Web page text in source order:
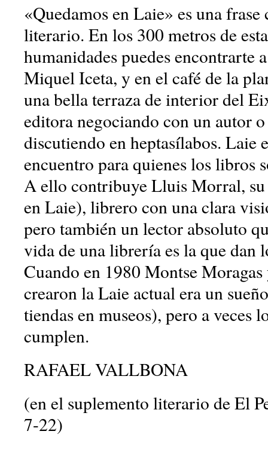
«Quedamos en Laie» es una
literario. En los 300 metros de
humanidades puedes encontrarte
Miquel Iceta, y en el café de la
una bella terraza de interior del
editora negociando con un autor o
discutiendo en heptasílabos. Laie
encuentro para quienes los libros
A ello contribuye Lluis Morral,
en Laie), librero con una clara
pero también un lector absoluto
vida de una librería es la que dan
Cuando en 1980 Montse
crearon la Laie actual era un
tiendas en museos), pero a veces
cumplen.
RAFAEL VALLBONA
(en el suplemento literario de El
7-22)